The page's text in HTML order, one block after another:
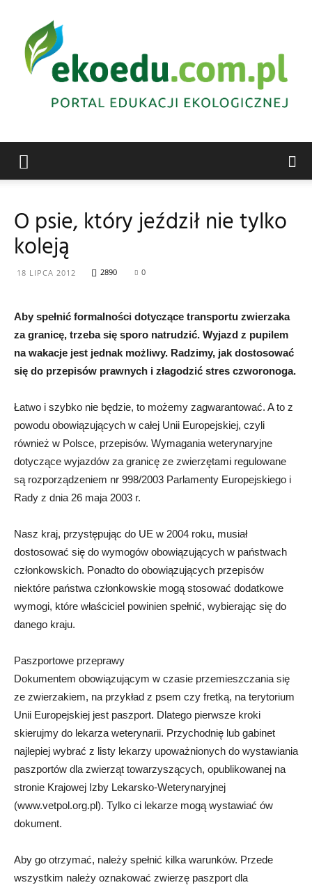
O psie, który jeździł nie tylko
koleją
18 LIPCA 2012 2890 0
Aby spełnić formalności dotyczące transportu zwierzaka
za granicę, trzeba się sporo natrudzić. Wyjazd z pupilem
na wakacje jest jednak możliwy. Radzimy, jak dostosować
się do przepisów prawnych i złagodzić stres czworonoga.
Łatwo i szybko nie będzie, to możemy zagwarantować. A to z
powodu obowiązujących w całej Unii Europejskiej, czyli
również w Polsce, przepisów. Wymagania weterynaryjne
dotyczące wyjazdów za granicę ze zwierzętami regulowane
są rozporządzeniem nr 998/2003 Parlamenty Europejskiego i
Rady z dnia 26 maja 2003 r.
Nasz kraj, przystępując do UE w 2004 roku, musiał
dostosować się do wymogów obowiązujących w państwach
członkowskich. Ponadto do obowiązujących przepisów
niektóre państwa członkowskie mogą stosować dodatkowe
wymogi, które właściciel powinien spełnić, wybierając się do
danego kraju.
Paszportowe przeprawy
Dokumentem obowiązującym w czasie przemieszczania się
ze zwierzakiem, na przykład z psem czy fretką, na terytorium
Unii Europejskiej jest paszport. Dlatego pierwsze kroki
skierujmy do lekarza weterynarii. Przychodnię lub gabinet
najlepiej wybrać z listy lekarzy upoważnionych do wystawiania
paszportów dla zwierząt towarzyszących, opublikowanej na
stronie Krajowej Izby Lekarsko-Weterynaryjnej
(www.vetpol.org.pl). Tylko ci lekarze mogą wystawiać ów
dokument.
Aby go otrzymać, należy spełnić kilka warunków. Przede
wszystkim należy oznakować zwierzę paszport dla